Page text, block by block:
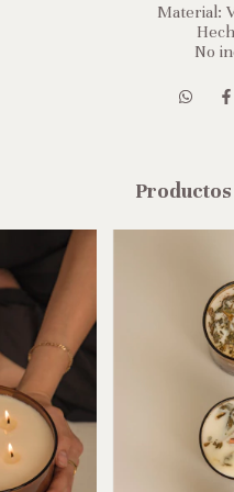
Material:
No